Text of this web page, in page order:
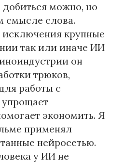
добиться можно, но
смысле слова.
исключения крупные
так или иначе ИИ
он
трюков,
работы с
экономить. Я
применял
нейросетью.
у ИИ не